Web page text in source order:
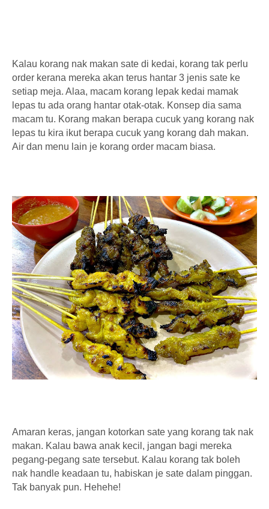
Kalau korang nak makan sate di kedai, korang tak perlu
order kerana mereka akan terus hantar 3 jenis sate ke
setiap meja. Alaa, macam korang lepak kedai mamak
lepas tu ada orang hantar otak-otak. Konsep dia sama
macam tu. Korang makan berapa cucuk yang korang nak
lepas tu kira ikut berapa cucuk yang korang dah makan.
Air dan menu lain je korang order macam biasa.
Amaran keras, jangan kotorkan sate yang korang tak nak
makan. Kalau bawa anak kecil, jangan bagi mereka
pegang-pegang sate tersebut. Kalau korang tak boleh
nak handle keadaan tu, habiskan je sate dalam pinggan.
Tak banyak pun. Hehehe!